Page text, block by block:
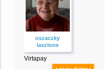
oszaczky
laszlone
Virtapay